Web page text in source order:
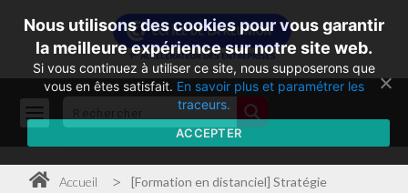
Accueil >
[Formation en distanciel] Stratégie
Nous utilisons des cookies pour vous garantir
la meilleure expérience sur notre site web.
Si vous continuez à utiliser ce site, nous supposerons que
vous en êtes satisfait. En savoir plus et paramétrer les
traceurs.
ACCEPTER